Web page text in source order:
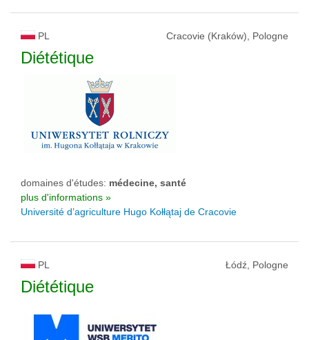
PL Cracovie (Kraków), Pologne
Diététique
domaines d'études: médecine, santé
plus d'informations »
Université d’agriculture Hugo Kołłątaj de Cracovie
PL Łódź, Pologne
Diététique